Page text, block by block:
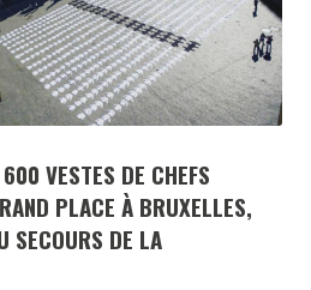
VESTES DE CHEFS
PLACE À BRUXELLES,
SECOURS DE LA